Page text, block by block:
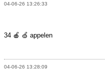
04-06-26 13:26:33
34 🍎 🍏 appelen
04-06-26 13:28:09